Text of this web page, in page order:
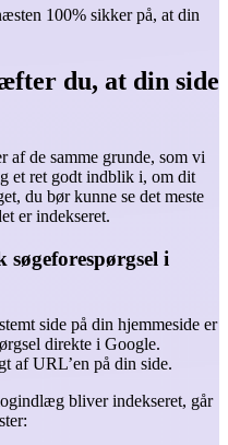
100% sikker på, at din
du, at din side
af de samme grunde, som vi
et ret godt indblik i, om dit
du bør kunne se det meste
er indekseret.
søgeforespørgsel i
side på din hjemmeside er
direkte i Google.
af URL’en på din side.
bliver indekseret, går